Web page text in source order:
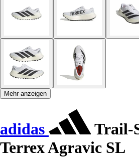
Mehr anzeigen
adidas
Trail-
Terrex Agravic SL